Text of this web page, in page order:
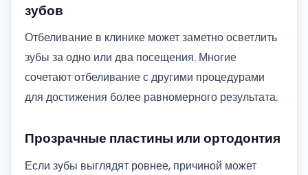
зубов
Отбеливание в клинике может заметно осветлить
зубы за одно или два посещения. Многие
сочетают отбеливание с другими процедурами
для достижения более равномерного результата.
Прозрачные пластины или ортодонтия
Если зубы выглядят ровнее, причиной может